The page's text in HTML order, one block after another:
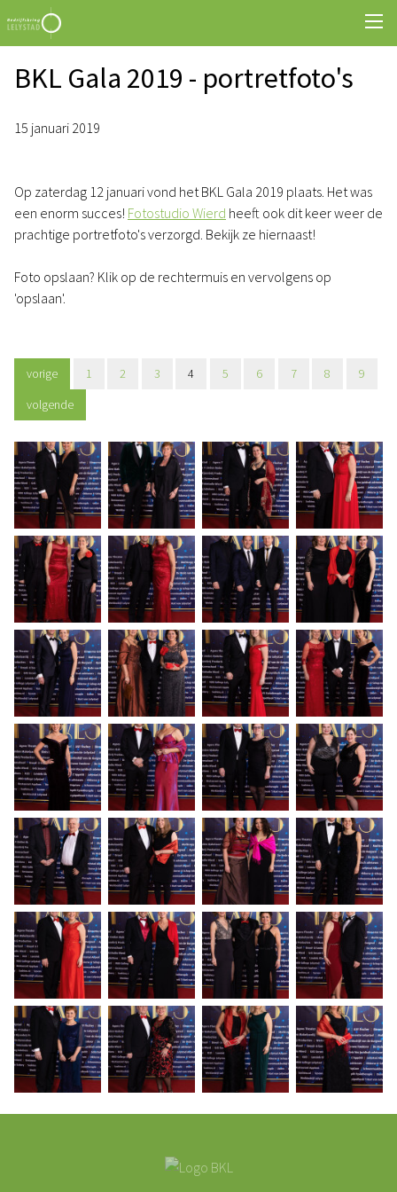
BKL Gala 2019 - portretfoto's
15 januari 2019
Op zaterdag 12 januari vond het BKL Gala 2019 plaats. Het was
een enorm succes! Fotostudio Wierd heeft ook dit keer weer de
prachtige portretfoto's verzorgd. Bekijk ze hiernaast!
Foto opslaan? Klik op de rechtermuis en vervolgens op
'opslaan'.
vorige 1 2 3 4 5 6 7 8
9
volgende